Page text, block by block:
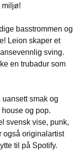
miljø!
basstrommen og
Leion skaper et
sving.
en trubadur som
smak og
house og pop.
svensk vise, punk,
også originalartist
til på Spotify.